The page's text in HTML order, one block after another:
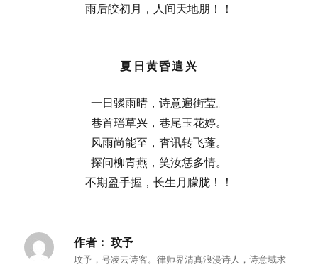
雨后皎初月，人间天地朋！！
夏日黄昏遣兴
一日骤雨晴，诗意遍街莹。
巷首瑶草兴，巷尾玉花婷。
风雨尚能至，杳讯转飞蓬。
探问柳青燕，笑汝恁多情。
不期盈手握，长生月朦胧！！
作者： 玟予
玟予，号凌云诗客。律师界清真浪漫诗人，诗意域求